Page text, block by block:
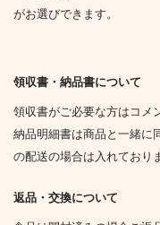
がお選びできます。
領収書・納品書について
領収書がご必要な方はコメ
納品明細書は商品と一緒に
の配送の場合は入れており
返品・交換について